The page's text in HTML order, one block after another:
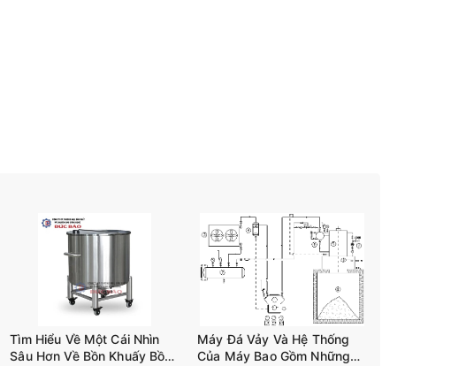
Tìm Hiểu Về Một Cái Nhìn
Sâu Hơn Về Bồn Khuấy Bồn
Máy Đá Vảy Và Hệ Thống
Của Máy Bao Gồm Những